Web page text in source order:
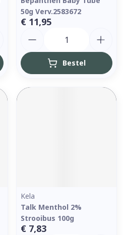
50g Verv.2583672
€ 11,95
Bestel
Kela
Talk Menthol 2%
Strooibus 100g
€ 7,83